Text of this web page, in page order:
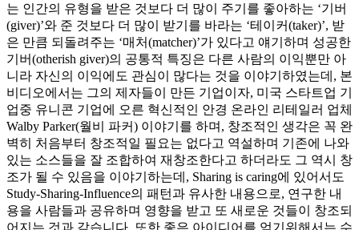
는 인간의 유형을 받은 것보다 더 많이 주기를 좋아하는 ‘기버
(giver)’와 준 것보다 더 많이 받기를 바라는 ‘테이커(taker)’, 받
은 만큼 되돌려주는 ‘매처(matcher)’가 있다고 얘기하며 성공한
기버(otherish giver)의 공통적 특징은 다른 사람의 이익뿐만 아
니라 자신의 이익에도 관심이 많다는 것을 이야기하였는데, 본
비디오에서는 그의 제자들이 만든 기업이자, 미국 스타트업 기
업중 유니콘 기업에 오른 혁신적인 안경 온라인 리테일러 업체
Walby Parker(월비 파커) 이야기를 하며, 창조적인 생각은 꼭 완
벽히 처음부터 창조적일 필요는 없다고 역설하며 기존에 나와
있는 소스들을 잘 조합하여 재창조한다고 하더라도 그 역시 창
조가 될 수 있음을 이야기하는데, Sharing is caring에 있어서도
Study-Sharing-Influence의 패턴과 유사한 내용으로, 연구한 내
용을 사람들과 공유하며 영향을 받고 또 새로운 것들이 창조되